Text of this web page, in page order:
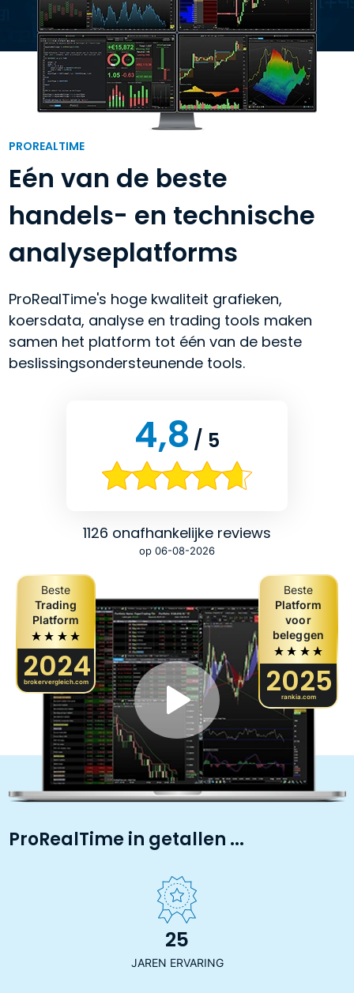
PROREALTIME
Eén van de beste
handels- en technische
analyseplatforms
ProRealTime's hoge kwaliteit grafieken,
koersdata, analyse en trading tools maken
samen het platform tot één van de beste
beslissingsondersteunende tools.
4,8 / 5
1126 onafhankelijke reviews
op 06-08-2026
Beste
Platform
voor
beleggen
2025
rankia.com
Beste
Trading
Platform
2024
brokervergleich.com
ProRealTime in getallen ...
25
JAREN ERVARING